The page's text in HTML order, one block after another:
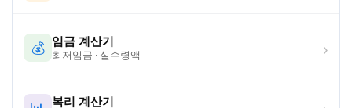
💰 임금 계산기
최저임금 · 실수령액 ›
복리 계산기